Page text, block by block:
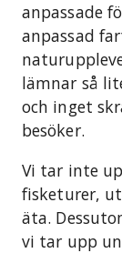
anpassade
anpassad
lämnar så
och inget
besöker.
Vi tar inte
fisketurer,
äta.
vi tar upp